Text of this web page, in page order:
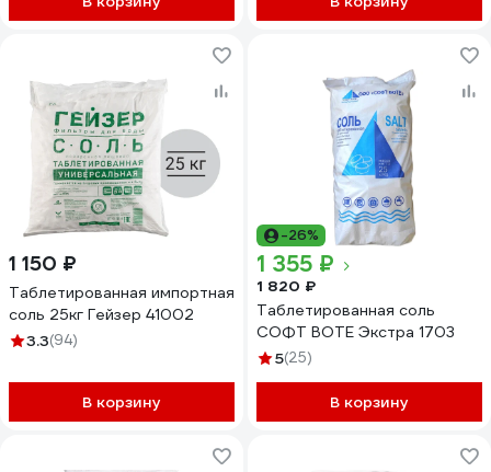
1 150 ₽
Таблетированная импортная
соль 25кг Гейзер 41002
3.3(94)
В корзину
-26%
1 355 ₽
1 820 ₽
Таблетированная соль
СОФТ ВОТЕ Экстра 1703
5(25)
В корзину